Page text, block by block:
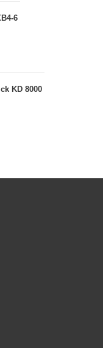
6
KD 8000